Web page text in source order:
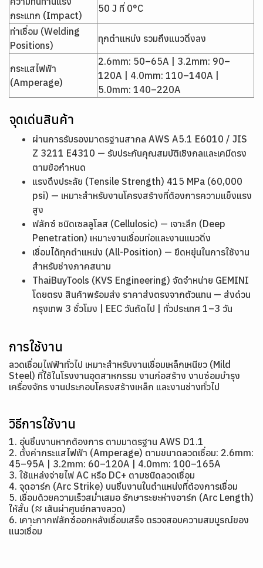
กระแทก (Impact)
50 J ที่ 0°C
ท่าเชื่อม (Welding
Positions)
ทุกตำแหน่ง รวมถึงแนวดิ่งลง
กระแสไฟฟ้า
(Amperage)
2.6mm: 50–65A | 3.2mm: 90–
120A | 4.0mm: 110–140A |
5.0mm: 140–220A
จุดเด่นสินค้า
ผ่านการรับรองมาตรฐานสากล AWS A5.1 E6010 / JIS
Z 3211 E4310 — รับประกันคุณสมบัติเชิงกลและเคมีตรง
ตามข้อกำหนด
แรงดึงประลัย (Tensile Strength) 415 MPa (60,000
psi) — เหมาะสำหรับงานโครงสร้างที่ต้องการความแข็งแรง
สูง
ฟลักซ์ ชนิดเซลลูโลส (Cellulosic) — เจาะลึก (Deep
Penetration) เหมาะงานเชื่อมท่อและงานแนวดิ่ง
เชื่อมได้ทุกตำแหน่ง (All-Position) — ยืดหยุ่นในการใช้งาน
สำหรับช่างภาคสนาม
ThaiBuyTools (KVS Engineering) จัดจำหน่าย GEMINI
โดยตรง สินค้าพร้อมส่ง ราคาส่งตรงจากตัวแทน — ส่งด่วน
กรุงเทพ 3 ชั่วโมง | EEC วันถัดไป | ทั่วประเทศ 1–3 วัน
การใช้งาน
ลวดเชื่อมไฟฟ้าทั่วไป เหมาะสำหรับงานเชื่อมเหล็กเหนียว (Mild
Steel) ที่ใช้ในโรงงานอุตสาหกรรม งานก่อสร้าง งานซ่อมบำรุง
เครื่องจักร งานประกอบโครงสร้างเหล็ก และงานช่างทั่วไป
วิธีการใช้งาน
1. อุ่นชิ้นงานหากต้องการ ตามมาตรฐาน AWS D1.1
2. ตั้งค่ากระแสไฟฟ้า (Amperage) ตามขนาดลวดเชื่อม: 2.6mm:
45–95A | 3.2mm: 60–120A | 4.0mm: 100–165A
3. ใช้แหล่งจ่ายไฟ AC หรือ DC+ ตามชนิดลวดเชื่อม
4. จุดอาร์ก (Arc Strike) บนชิ้นงานในตำแหน่งที่ต้องการเชื่อม
5. เชื่อมด้วยความเร็วสม่ำเสมอ รักษาระยะห่างอาร์ก (Arc Length)
ให้สั้น (≈ เส้นผ่าศูนย์กลางลวด)
6. เคาะกากฟลักซ์ออกหลังเชื่อมเสร็จ ตรวจสอบความสมบูรณ์ของ
แนวเชื่อม